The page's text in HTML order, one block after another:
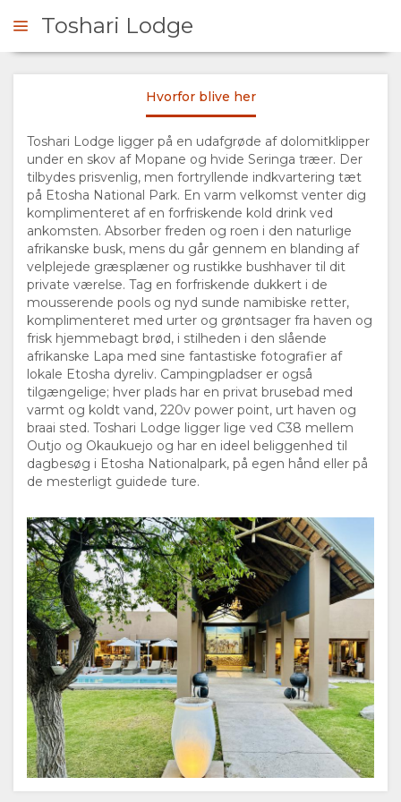
OVERSIGT
OM
OS
HVORFOR
BLIVE
HER
FACILITETER
DOKUMENTER
VÆRELSESTYPER
GALLERI
BILLEDER
VIDEOER
DOWNLOAD
VIDEOS
NYDE
AKTIVITETER
RESTAURANTER
KORT
BELIGGENHED
VEJLEDNING
KONTAKT
SKIFT
SPROG
Toshari Lodge
Hvorfor blive her
Toshari Lodge ligger på en udafgrøde af dolomitklipper
under en skov af Mopane og hvide Seringa træer. Der
tilbydes prisvenlig, men fortryllende indkvartering tæt
på Etosha National Park. En varm velkomst venter dig
komplimenteret af en forfriskende kold drink ved
ankomsten. Absorber freden og roen i den naturlige
afrikanske busk, mens du går gennem en blanding af
velplejede græsplæner og rustikke bushhaver til dit
private værelse. Tag en forfriskende dukkert i de
mousserende pools og nyd sunde namibiske retter,
komplimenteret med urter og grøntsager fra haven og
frisk hjemmebagt brød, i stilheden i den slående
afrikanske Lapa med sine fantastiske fotografier af
lokale Etosha dyreliv. Campingpladser er også
tilgængelige; hver plads har en privat brusebad med
varmt og koldt vand, 220v power point, urt haven og
braai sted. Toshari Lodge ligger lige ved C38 mellem
Outjo og Okaukuejo og har en ideel beliggenhed til
dagbesøg i Etosha Nationalpark, på egen hånd eller på
de mesterligt guidede ture.